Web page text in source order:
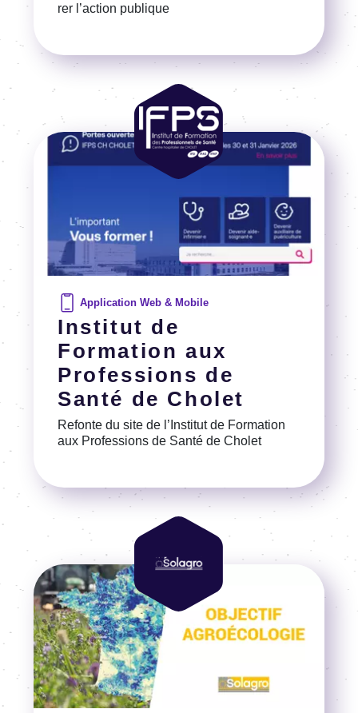
rer l’ac­tion publique
Voir la référence
Institut de
Formation aux
Professions de
Santé de Cholet
Refonte du site de l’Ins­ti­tut de Forma­tion
aux Profes­sions de Santé de Cholet
Application Web & Mobile
Voir la référence
Image
Image
Image
Image